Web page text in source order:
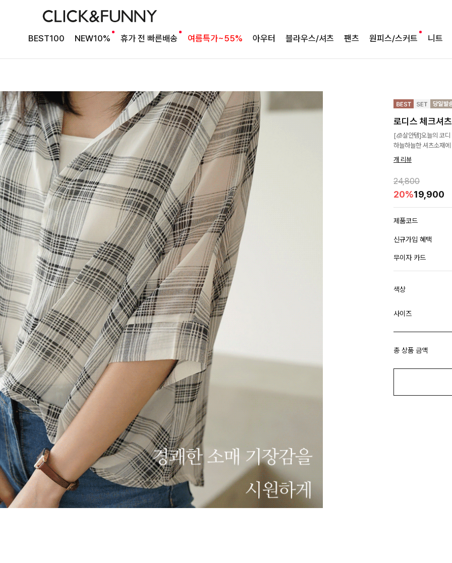
BEST100 NEW10% 휴가 전 빠른배송 여름특가~55% 아우터 블라우스/셔츠 팬츠 원피스/스커트 니트
로디스 체크셔
[🧊살안템]오늘의 코
하늘하늘한 셔츠소재
개 리뷰
24,800
20%19,900
제품코드
신규가입 혜택
무이자 카드
색상
사이즈
총 상품 금액